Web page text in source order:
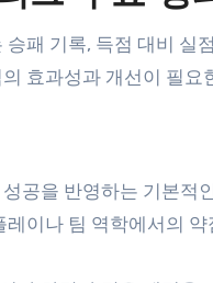
패 기록, 득점 대비 실
효과성과 개선이 필
공을 반영하는 기본적
이나 팀 역학에서의